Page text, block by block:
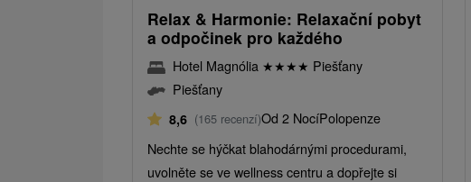
Relax & Harmonie: Relaxační pobyt
a odpočinek pro každého
Hotel Magnólia ★★★★ Piešťany
Piešťany
8,6 (165 recenzí)Od 2 NocíPolopenze
Nechte se hýčkat blahodárnými procedurami,
uvolněte se ve wellness centru a dopřejte si